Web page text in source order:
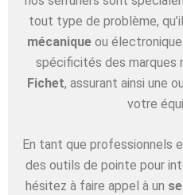
tout type de problème, qu’il
mécanique ou
spécificités des marques
Fichet, assurant ainsi une
votre
En tant que professionnels
des outils de pointe pour
hésitez à faire appel à un